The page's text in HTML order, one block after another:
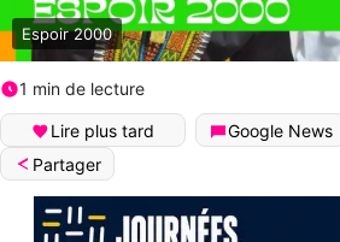
Espoir 2000
1 min de lecture
Lire plus tard Google News
Partager